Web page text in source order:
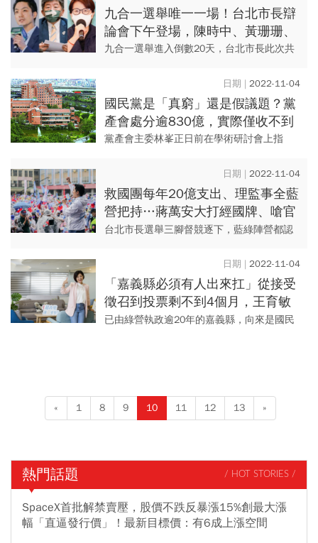
主要候選人，在第一輪...
九合一選舉唯一一場！台北市長辯
論會下午登場，陳時中、黃珊珊、
蔣萬安正面交鋒 流程一次看
九合一選舉進入倒數20天，台北市長此次共
立電視共同舉辦的「台北市長選舉電視辯論
會」於今（5）日1...
2022-11-04
國民黨是「真窮」還是假議題？黨
產會處分逾830億，實際僅收不到
20億…關鍵卡在這！
黨產會主委林峯正日前在學術研討會上指
給國家的不當黨產，若以金錢計算超過830億
元。 黨產會至今收...
2022-11-04
救國團每年20億支出、理監事全藍
營把持…蔣萬安大打經國牌、嗆官
逼「民」反的背後意義是？
台北市長選舉三腳督競逐下，藍綠陣營都認
選舉末期很難有大規模棄保。 由於蔣萬安面
臨民眾黨參選人黃珊...
2022-11-04
「嘉義縣必須有人出來扛」從接受
徵召到投票剩不到4個月，王育敏
要如何讓綠地變藍天？
已由綠營執政逾20年的嘉義縣，向來是國民
« 1 8 9 10 11 12 13 »
熱門話題 / HOT STORIES /
SpaceX首批解禁賣壓，股價不跌反暴漲15%創最大漲
幅「直逼發行價」！最新目標價：有6成上漲空間